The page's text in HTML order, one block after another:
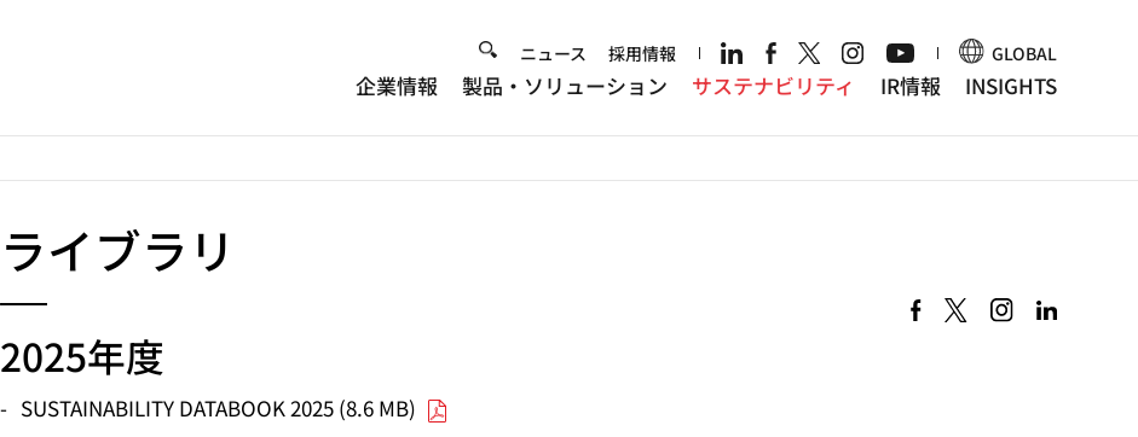
Header
ニュース 採用情報 GLOBAL
企業情報 製品・ソリューション サステナビリティ IR情報 INSIGHTS
ライブラリ
2025年度
SUSTAINABILITY DATABOOK 2025 (8.6 MB)